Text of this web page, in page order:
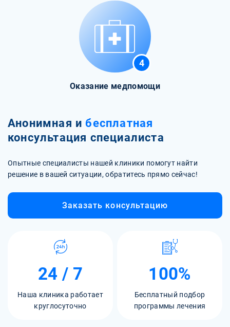
4
Оказание медпомощи
Анонимная и бесплатная
консультация специалиста
Опытные специалисты нашей клиники помогут найти
решение в вашей ситуации, обратитесь прямо сейчас!
Заказать консультацию
24 / 7
Наша клиника работает
круглосуточно
100%
Бесплатный подбор
программы лечения